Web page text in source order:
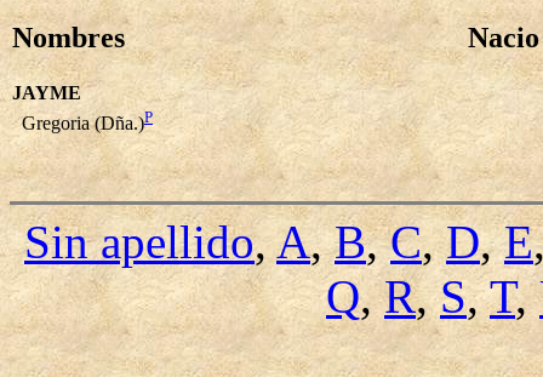
Nombres Nacio
JAYME
Gregoria (Dña.)P
Sin apellido,A,B,C,D,E
Q,R,S,T,